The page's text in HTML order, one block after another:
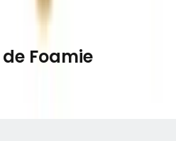
Foamie